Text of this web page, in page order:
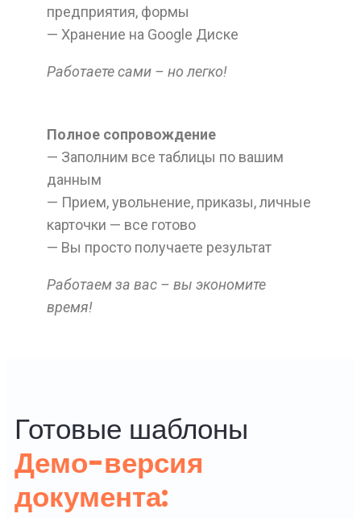
предприятия, формы
— Хранение на Google Диске
Работаете сами – но легко!
Полное сопровождение
— Заполним все таблицы по вашим
данным
— Прием, увольнение, приказы, личные
карточки — все готово
— Вы просто получаете результат
Работаем за вас – вы экономите
время!
Готовые шаблоны
Демо-версия
документа: